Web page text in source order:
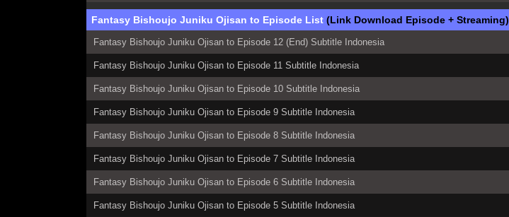
Fantasy Bishoujo Juniku Ojisan to Episode List (Link Download Episode + Streaming)
Fantasy Bishoujo Juniku Ojisan to Episode 12 (End) Subtitle Indonesia
Fantasy Bishoujo Juniku Ojisan to Episode 11 Subtitle Indonesia
Fantasy Bishoujo Juniku Ojisan to Episode 10 Subtitle Indonesia
Fantasy Bishoujo Juniku Ojisan to Episode 9 Subtitle Indonesia
Fantasy Bishoujo Juniku Ojisan to Episode 8 Subtitle Indonesia
Fantasy Bishoujo Juniku Ojisan to Episode 7 Subtitle Indonesia
Fantasy Bishoujo Juniku Ojisan to Episode 6 Subtitle Indonesia
Fantasy Bishoujo Juniku Ojisan to Episode 5 Subtitle Indonesia